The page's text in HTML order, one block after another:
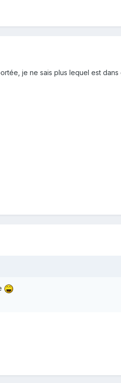
je ne sais plus lequel est